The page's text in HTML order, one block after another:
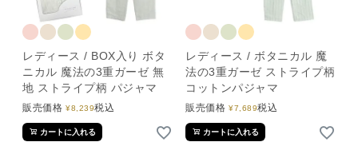
レディース / BOX入り ボタ
ニカル 魔法の3重ガーゼ 無
地 ストライプ柄 パジャマ
販売価格 ¥8,239税込
カートに入れる
レディース / ボタニカル 魔
法の3重ガーゼ ストライプ柄
コットンパジャマ
販売価格 ¥7,689税込
カートに入れる